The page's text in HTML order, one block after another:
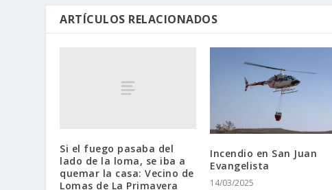
ARTÍCULOS RELACIONADOS
Si el fuego pasaba del
lado de la loma, se iba a
quemar la casa: Vecino de
Lomas de La Primavera
Incendio en San Juan
Evangelista
14/03/2025